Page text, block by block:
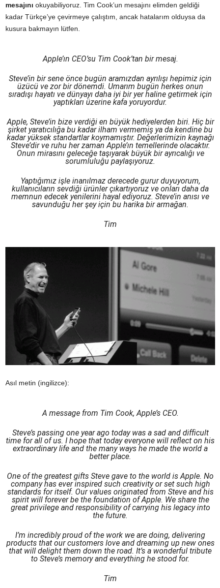
mesajını okuyabiliyoruz. Tim Cook’un mesajını elimden geldiği
kadar Türkçe’ye çevirmeye çalıştım, ancak hatalarım olduysa da
kusura bakmayın lütfen.
Apple’ın CEO’su Tim Cook’tan bir mesaj.
Steve’in bir sene önce bugün aramızdan ayrılışı hepimiz için
üzücü ve zor bir dönemdi. Umarım bugün herkes onun
sıradışı hayatı ve dünyayı daha iyi bir yer haline getirmek için
yaptıkları üzerine kafa yoruyordur.
Apple, Steve’in bize verdiği en büyük hediyelerden biri. Hiç bir
şirket yaratıcılığa bu kadar ilham vermemiş ya da kendine bu
kadar yüksek standartlar koymamıştır. Değerlerimizin kaynağı
Steve’dir ve ruhu her zaman Apple’ın temellerinde olacaktır.
Onun mirasını geleceğe taşıyarak büyük bir ayrıcalığı ve
sorumluluğu paylaşıyoruz.
Yaptığımız işle inanılmaz derecede gurur duyuyorum,
kullanıcıların sevdiği ürünler çıkartıyoruz ve onları daha da
memnun edecek yenilerini hayal ediyoruz. Steve’in anısı ve
savunduğu her şey için bu harika bir armağan.
Tim
Asıl metin (ingilizce):
A message from Tim Cook, Apple’s CEO.
Steve’s passing one year ago today was a sad and difficult
time for all of us. I hope that today everyone will reflect on his
extraordinary life and the many ways he made the world a
better place.
One of the greatest gifts Steve gave to the world is Apple. No
company has ever inspired such creativity or set such high
standards for itself. Our values originated from Steve and his
spirit will forever be the foundation of Apple. We share the
great privilege and responsibility of carrying his legacy into
the future.
I’m incredibly proud of the work we are doing, delivering
products that our customers love and dreaming up new ones
that will delight them down the road. It’s a wonderful tribute
to Steve’s memory and everything he stood for.
Tim